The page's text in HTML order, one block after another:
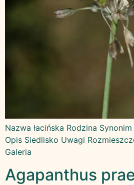
Nazwa łacińska Rodzina
Opis Siedlisko Uwagi
Galeria
Agapanthus